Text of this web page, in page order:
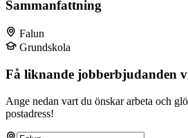
Sammanfattning
Falun
Grundskola
Få liknande jobberbjudanden
Ange nedan vart du önskar arbeta och
postadress!